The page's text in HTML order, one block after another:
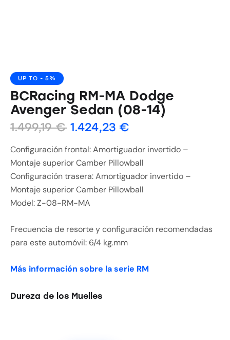
UP TO - 5%
BCRacing RM-MA Dodge
Avenger Sedan (08-14)
1.499,19€ 1.424,23 €
Configuración frontal: Amortiguador invertido –
Montaje superior Camber Pillowball
Configuración trasera: Amortiguador invertido –
Montaje superior Camber Pillowball
Model: Z-08-RM-MA
Frecuencia de resorte y configuración recomendadas
para este automóvil: 6/4 kg.mm
Más información sobre la serie RM
Dureza de los Muelles